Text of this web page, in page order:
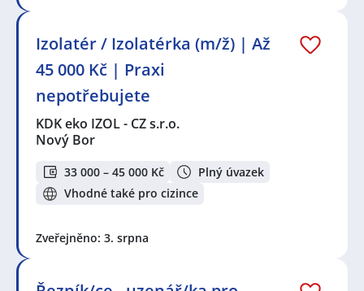
Izolatér / Izolatérka (m/ž) | Až
45 000 Kč | Praxi
nepotřebujete
KDK eko IZOL - CZ s.r.o.
Nový Bor
33 000 – 45 000 Kč
Plný úvazek
Vhodné také pro cizince
Zveřejněno: 3. srpna